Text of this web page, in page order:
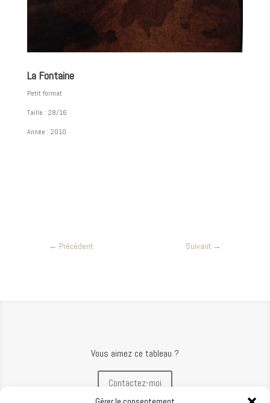
La Fontaine
Petit format
Taille : 28/16
Année : 2010
← Précédent Suivant →
Vous aimez ce tableau ?
Contactez-moi